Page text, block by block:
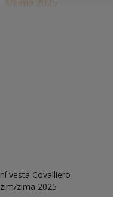
vesta Covalliero
zima 2025